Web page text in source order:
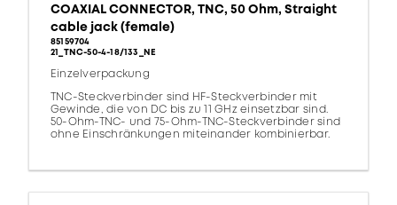
COAXIAL CONNECTOR, TNC, 50 Ohm, Straight
cable jack (female)
85159704
21_TNC-50-4-18/133_NE
Einzelverpackung
TNC-Steckverbinder sind HF-Steckverbinder mit
Gewinde, die von DC bis zu 11 GHz einsetzbar sind.
50-Ohm-TNC- und 75-Ohm-TNC-Steckverbinder sind
ohne Einschränkungen miteinander kombinierbar.